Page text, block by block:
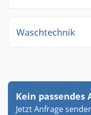
Waschtechnik
Kein passendes
Jetzt Anfrage